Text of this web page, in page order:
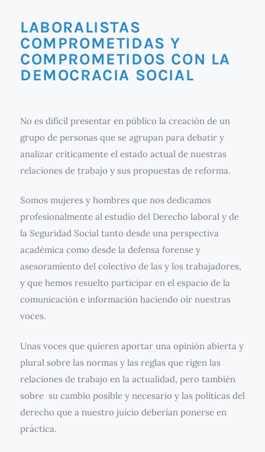
LABORALISTAS
COMPROMETIDAS Y
COMPROMETIDOS CON LA
DEMOCRACIA SOCIAL
No es difícil presentar en público la creación de un
grupo de personas que se agrupan para debatir y
analizar críticamente el estado actual de nuestras
relaciones de trabajo y sus propuestas de reforma.
Somos mujeres y hombres que nos dedicamos
profesionalmente al estudio del Derecho laboral y de
la Seguridad Social tanto desde una perspectiva
académica como desde la defensa forense y
asesoramiento del colectivo de las y los trabajadores,
y que hemos resuelto participar en el espacio de la
comunicación e información haciendo oír nuestras
voces.
Unas voces que quieren aportar una opinión abierta y
plural sobre las normas y las reglas que rigen las
relaciones de trabajo en la actualidad, pero también
sobre su cambio posible y necesario y las políticas del
derecho que a nuestro juicio deberían ponerse en
práctica.